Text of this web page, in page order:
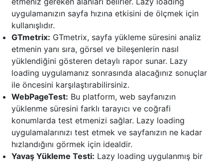
uygulamanızın sayfa hızına etkisini de ölçmek için
kullanışlıdır.
GTmetrix: GTmetrix, sayfa yükleme süresini analiz
etmenin yanı sıra, görsel ve bileşenlerin nasıl
yüklendiğini gösteren detaylı rapor sunar. Lazy
loading uygulamanız sonrasında alacağınız sonuçlar
ile öncesini karşılaştırabilirsiniz.
WebPageTest: Bu platform, web sayfanızın
yüklenme süresini farklı tarayıcı ve coğrafi
konumlarda test etmenizi sağlar. Lazy loading
uygulamalarınızı test etmek ve sayfanızın ne kadar
hızlandığını görmek için idealdir.
Yavaş Yükleme Testi: Lazy loading uygulanmış bir